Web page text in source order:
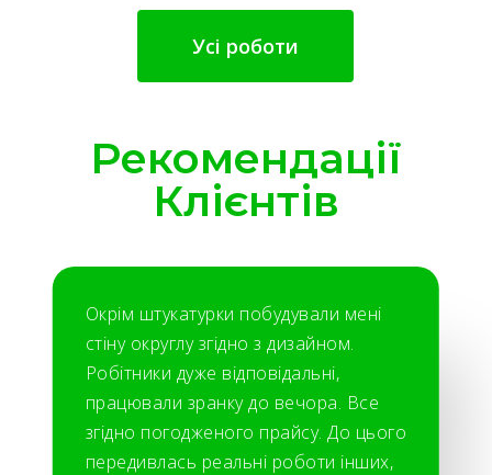
Усі роботи
Рекомендації
Клієнтів
Окрім штукатурки побудували мені
стіну округлу згідно з дизайном.
Робітники дуже відповідальні,
працювали зранку до вечора. Все
згідно погодженого прайсу. До цього
передивлась реальні роботи інших,